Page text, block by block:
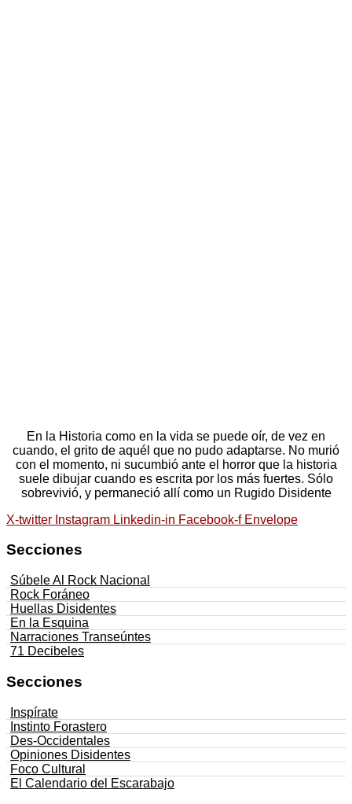
En la Historia como en la vida se puede oír, de vez en
cuando, el grito de aquél que no pudo adaptarse. No murió
con el momento, ni sucumbió ante el horror que la historia
suele dibujar cuando es escrita por los más fuertes. Sólo
sobrevivió, y permaneció allí como un Rugido Disidente
X-twitter Instagram Linkedin-in Facebook-f Envelope
Secciones
Súbele Al Rock Nacional
Rock Foráneo
Huellas Disidentes
En la Esquina
Narraciones Transeúntes
71 Decibeles
Secciones
Inspírate
Instinto Forastero
Des-Occidentales
Opiniones Disidentes
Foco Cultural
El Calendario del Escarabajo